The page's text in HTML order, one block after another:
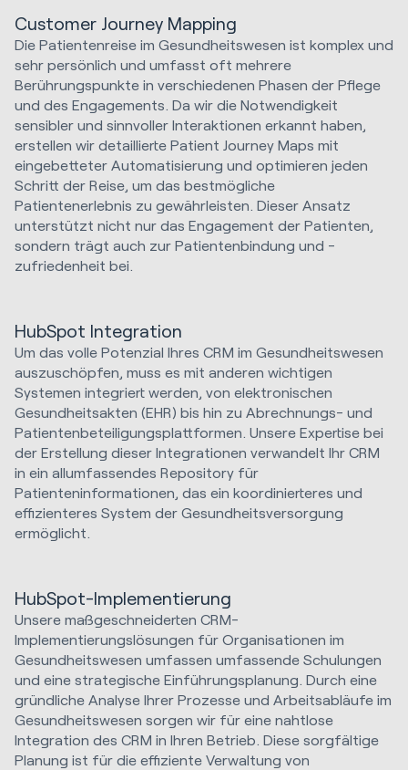
Customer Journey Mapping
Die Patientenreise im Gesundheitswesen ist komplex und
sehr persönlich und umfasst oft mehrere
Berührungspunkte in verschiedenen Phasen der Pflege
und des Engagements. Da wir die Notwendigkeit
sensibler und sinnvoller Interaktionen erkannt haben,
erstellen wir detaillierte Patient Journey Maps mit
eingebetteter Automatisierung und optimieren jeden
Schritt der Reise, um das bestmögliche
Patientenerlebnis zu gewährleisten. Dieser Ansatz
unterstützt nicht nur das Engagement der Patienten,
sondern trägt auch zur Patientenbindung und -
zufriedenheit bei.
HubSpot Integration
Um das volle Potenzial Ihres CRM im Gesundheitswesen
auszuschöpfen, muss es mit anderen wichtigen
Systemen integriert werden, von elektronischen
Gesundheitsakten (EHR) bis hin zu Abrechnungs- und
Patientenbeteiligungsplattformen. Unsere Expertise bei
der Erstellung dieser Integrationen verwandelt Ihr CRM
in ein allumfassendes Repository für
Patienteninformationen, das ein koordinierteres und
effizienteres System der Gesundheitsversorgung
ermöglicht.
HubSpot-Implementierung
Unsere maßgeschneiderten CRM-
Implementierungslösungen für Organisationen im
Gesundheitswesen umfassen umfassende Schulungen
und eine strategische Einführungsplanung. Durch eine
gründliche Analyse Ihrer Prozesse und Arbeitsabläufe im
Gesundheitswesen sorgen wir für eine nahtlose
Integration des CRM in Ihren Betrieb. Diese sorgfältige
Planung ist für die effiziente Verwaltung von